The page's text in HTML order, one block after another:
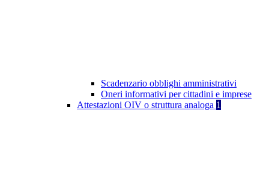
Scadenzario obblighi amministrativi
Oneri informativi per cittadini e imprese
Attestazioni OIV o struttura analoga 1